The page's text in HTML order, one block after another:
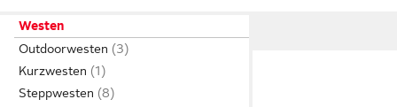
Westen
Outdoorwesten
Kurzwesten
Steppwesten